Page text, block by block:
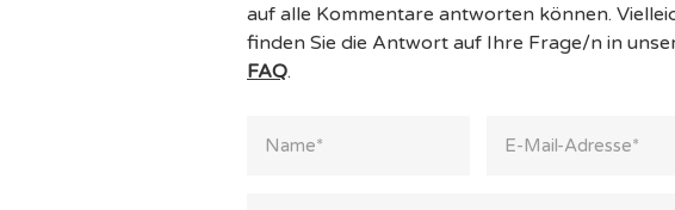
auf alle Kommentare antworten können.
finden Sie die Antwort auf Ihre Frage/n in
FAQ.